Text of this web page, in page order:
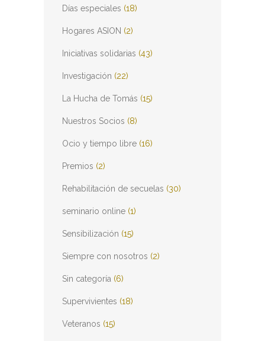
Días especiales (18)
Hogares ASION (2)
Iniciativas solidarias (43)
Investigación (22)
La Hucha de Tomás (15)
Nuestros Socios (8)
Ocio y tiempo libre (16)
Premios (2)
Rehabilitación de secuelas (30)
seminario online (1)
Sensibilización (15)
Siempre con nosotros (2)
Sin categoría (6)
Supervivientes (18)
Veteranos (15)